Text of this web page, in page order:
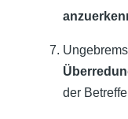
der